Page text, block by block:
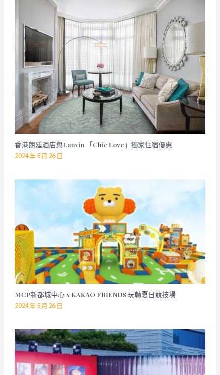
香港朗廷酒店與Lanvin 「Chic Love」獨家住宿優惠
2024 年 5 月 26 日
MCP新都城中心 x KAKAO FRIENDS 玩轉夏日競技場
2024 年 5 月 26 日